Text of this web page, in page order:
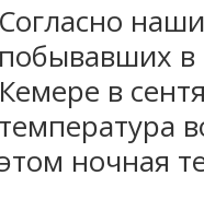
Согласно
побывавших в
Кемере в
температура
ночная